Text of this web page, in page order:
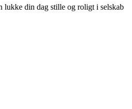
lukke din dag stille og roligt i selskab